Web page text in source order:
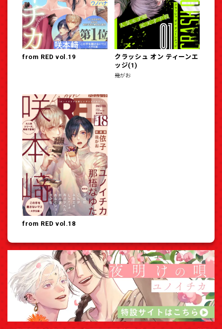
from RED vol.19
クラッシュ オン ティーンエ
ッジ(1)
幾がお
from RED vol.18